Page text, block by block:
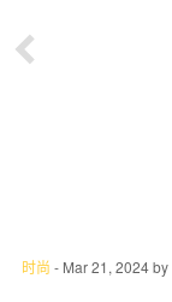
时尚 - Mar 21, 2024by